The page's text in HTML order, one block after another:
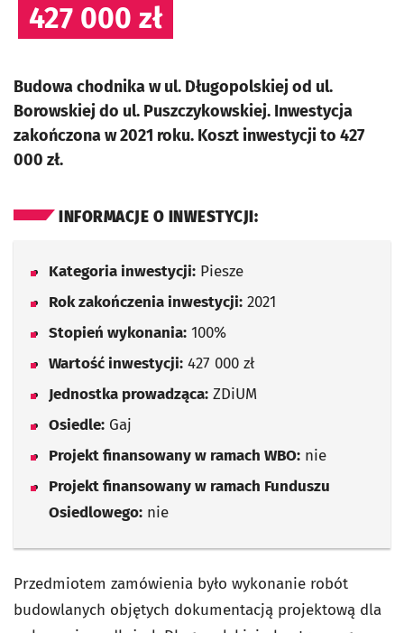
427 000 zł
Budowa chodnika w ul. Długopolskiej od ul.
Borowskiej do ul. Puszczykowskiej. Inwestycja
zakończona w 2021 roku. Koszt inwestycji to 427
000 zł.
INFORMACJE O INWESTYCJI:
Kategoria inwestycji: Piesze
Rok zakończenia inwestycji: 2021
Stopień wykonania: 100%
Wartość inwestycji: 427 000 zł
Jednostka prowadząca: ZDiUM
Osiedle: Gaj
Projekt finansowany w ramach WBO: nie
Projekt finansowany w ramach Funduszu
Osiedlowego: nie
Przedmiotem zamówienia było wykonanie robót
budowlanych objętych dokumentacją projektową dla